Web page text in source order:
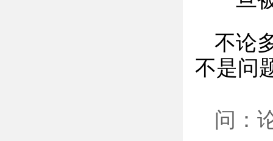
不论
不是问
问：